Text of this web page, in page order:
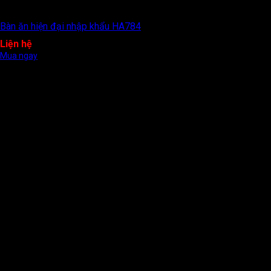
Bàn ăn hiện đại nhập khẩu HA784
Liện hệ
Mua ngay